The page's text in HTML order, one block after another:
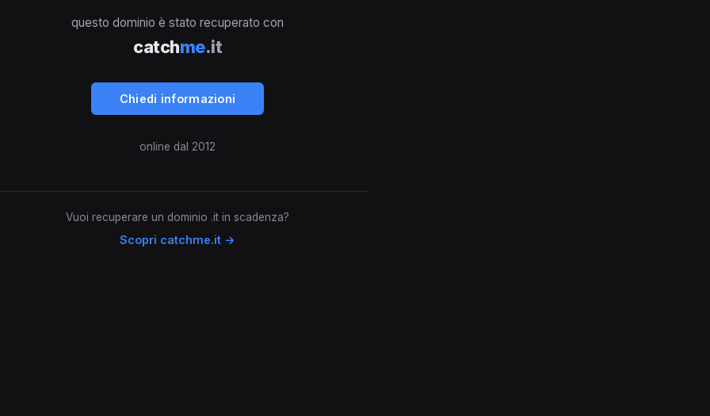
questo dominio è stato recuperato con
catchme.it
Chiedi informazioni
online dal 2012
Vuoi recuperare un dominio .it in scadenza?
Scopri catchme.it →